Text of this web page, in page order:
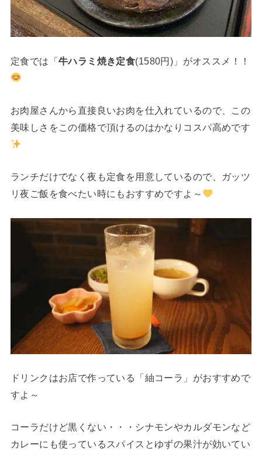
定食では「牛ハラミ焼き定食(1580円)」がオススメ！！
お肉屋さんから直接良いお肉を仕入れているので、この
美味しさをこの価格で頂けるのはかなりコスパ高めです
ランチだけでなく夜も定食を用意しているので、ガッツ
リ夜ご飯を食べたい時にもおすすめですよ～
ドリンクはお店で作っている「紬コーラ」がおすすめで
すよ～
コーラだけど黒くない・・・シナモンやカルダモンなど
カレーにも使っているスパイスとゆずの果汁が効いてい